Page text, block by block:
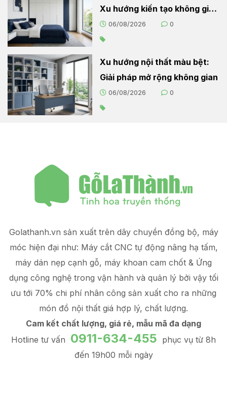
Xu hướng kiến tạo không gian
sống hiện đại
06/08/2026 0
Xu hướng nội thất màu bệt:
Giải pháp mở rộng không gian
06/08/2026 0
Golathanh.vn sản xuất trên dây chuyền đồng bộ, máy
móc hiện đại như: Máy cắt CNC tự động nâng hạ tấm,
máy dán nẹp cạnh gỗ, máy khoan cam chốt & Ứng
dụng công nghệ trong vận hành và quản lý bởi vậy tối
ưu tới 70% chi phí nhân công sản xuất cho ra những
món đồ nội thất giá hợp lý, chất lượng.
Cam kết chất lượng, giá rẻ, mẫu mã đa dạng
Hotline tư vấn 0911-634-455 phục vụ từ 8h
đến 19h00 mỗi ngày